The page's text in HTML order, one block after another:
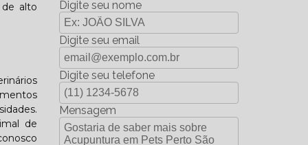
de alto
de
Digite seu nome
Digite seu email
Digite seu telefone
Mensagem